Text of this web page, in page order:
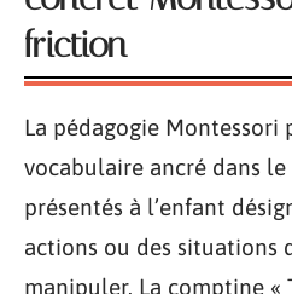
friction
La pédagogie Montessori
vocabulaire ancré dans le
présentés à l’enfant
actions ou des situations
manipuler. La comptine «